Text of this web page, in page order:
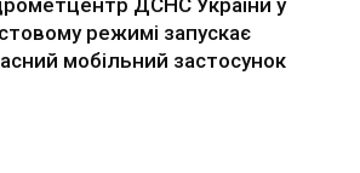
ДСНС України у
режимі запускає
мобільний застосунок